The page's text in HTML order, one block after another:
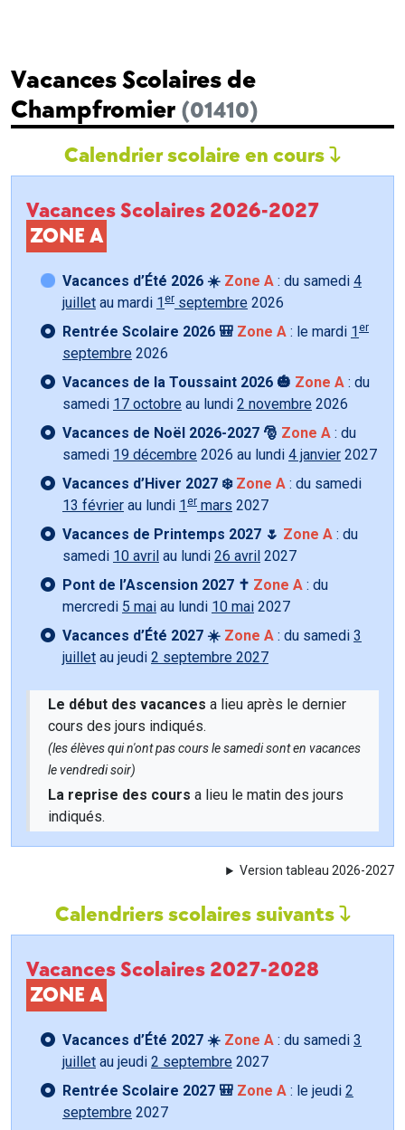
Vacances Scolaires de
Champfromier (01410)
Calendrier scolaire en cours
Vacances Scolaires 2026-2027
ZONE A
Vacances d’Été 2026 ☀️ Zone A : du samedi 4
juillet au mardi 1 er septembre 2026
Rentrée Scolaire 2026 🎒 Zone A : le mardi 1 er
septembre 2026
Vacances de la Toussaint 2026 🎃 Zone A : du
samedi 17 octobre au lundi 2 novembre 2026
Vacances de Noël 2026-2027 🎅 Zone A : du
samedi 19 décembre 2026 au lundi 4 janvier 2027
Vacances d’Hiver 2027 ❄️ Zone A : du samedi
13 février au lundi 1 er mars 2027
Vacances de Printemps 2027 🌷 Zone A : du
samedi 10 avril au lundi 26 avril 2027
Pont de l’Ascension 2027 ✝️ Zone A : du
mercredi 5 mai au lundi 10 mai 2027
Vacances d’Été 2027 ☀️ Zone A : du samedi 3
juillet au jeudi 2 septembre 2027
Le début des vacances a lieu après le dernier
cours des jours indiqués.
(les élèves qui n'ont pas cours le samedi sont en vacances
le vendredi soir)
La reprise des cours a lieu le matin des jours
indiqués.
Version tableau 2026-2027
Calendriers scolaires suivants
Vacances Scolaires 2027-2028
ZONE A
Vacances d’Été 2027 ☀️ Zone A : du samedi 3
juillet au jeudi 2 septembre 2027
Rentrée Scolaire 2027 🎒 Zone A : le jeudi 2
septembre 2027